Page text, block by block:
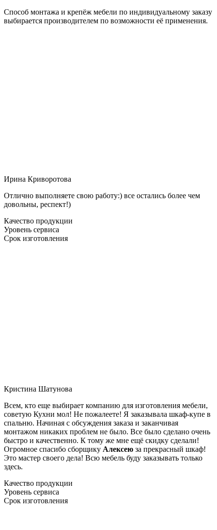
Способ монтажа и крепёж мебели по индивидуальному заказу
выбирается производителем по возможности её применения.
Ирина Криворотова
Отлично выполняете свою работу:) все остались более чем
довольны, респект!)
Качество продукции
Уровень сервиса
Срок изготовления
Кристина Шатунова
Всем, кто еще выбирает компанию для изготовления мебели,
советую Кухни мол! Не пожалеете! Я заказывала шкаф-купе в
спальню. Начиная с обсуждения заказа и заканчивая
монтажом никаких проблем не было. Все было сделано очень
быстро и качественно. К тому же мне ещё скидку сделали!
Огромное спасибо сборщику Алексею за прекрасный шкаф!
Это мастер своего дела! Всю мебель буду заказывать только
здесь.
Качество продукции
Уровень сервиса
Срок изготовления